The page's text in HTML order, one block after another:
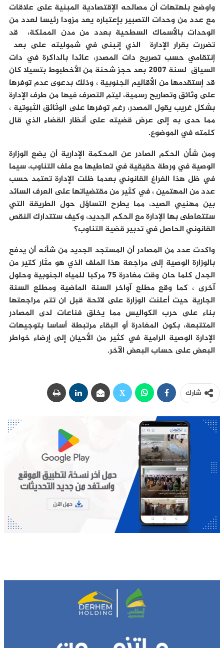
واوضح بلهتهات أن مصالحه الإقتصادية المبنية على علاقات
مع عدد من وحدات التصبير بإعتباره يعد مزودا رئيسا لعدد من
الوحدات بالأسماك السطحية بعدد من مدن المملكة، قد
تضررت بقرار الإدارة الذي إنبنى في شموليته على بعد
إنتقامي حسب تصريح دات المصدر، عائدا بالداكرة في دات
السياق لسنة 2007 بعد حجز شحنة من الأخطبوط بتسيلا كان
قد إستقدمها من الأقاليم الجنوبية ، وذلك بدعوى عدم توفرها
على وثائق وتصاريح رسمية، ليتم التصرف فيها من طرف الإدارة
بشكل غريب يقول المصدر، رغم توفرها على الوثائق الثبوتية ،
مما حدى به إلى عرض قضيته على أنظار القضاء الذي قال
كلمته في الموضوع.
ومن شأن الحكم الصادر عن المحكمة الإدارية أن يضع الوزارة
الوصية في ورطة حقيقية في تعاطيها مع ملف التناوب، سيما
في ظل هذا الفراغ القانوني بعدما ظلت الإدارة تعتمد حسب
عدد من المهتمين ، في كثير من مقتضياتها على العرف السائد
بين مهنيي الصيد، مما يطرح التساؤل حول الطريقة التي
ستتعاطى بها الإدارة مع الحكم الجديد، وكيف ستتدارك النقص
القانوني الحاصل في تدبير قضية التناوب؟
واكدت عدد من المصادر أن المستجد الجديد من شأنه أن يدفع
بالوزارة الوصية إلى مراجعة هذا الملف الذي هو مثار كتير من
الجدل كلما حان وقت مغادرة 75 مركبا للمياه الجنوبية وحلول
آخرى ، كما وقع مطلع آواخر السنة الماضية ومطلع السنة
الجارية حيت أعلنت الوزارة على لائحة قبل ان تتم مراجعتها
بناء على حرب الكواليس مما يخلق فناعات لدى المصادر
المتتبعة، بكون المغادرة أو البقاء مرتبطة أساسا بتوجيهات
الإدارة الوصية الرامية في كثير من الأحيان إلى إرضاء خواطر
البعض على حساب البعض الآخر.
شارك